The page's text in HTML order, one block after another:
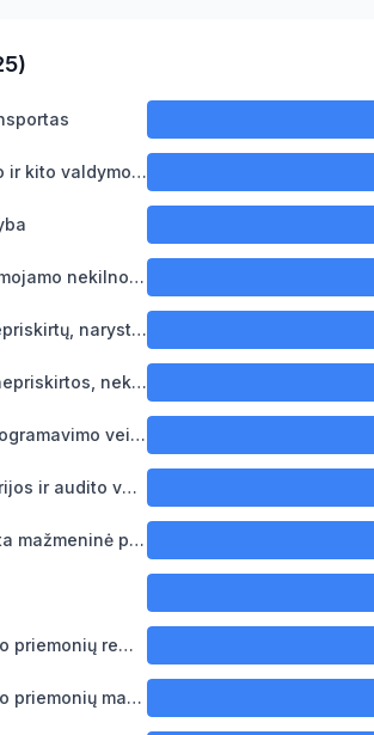
)
6,878
Konsultacinė verslo ir kito valdymo veikla
6,582
6,023
Nuosavo arba nuomojamo nekilnojamojo turto nuoma ir eksploatavimas
5,951
Kitų, niekur kitur nepriskirtų, narystės organizacijų veikla
5,947
Kitos, niekur kitur nepriskirtos, nekilnojamojo turto operacijos už atlygį arba pagal sutartį
5,687
Kita kompiuterių programavimo veikla
4,074
Apskaitos, buhalterijos ir audito veikla; konsultacijos mokesčių klausimais
3,831
Kita nespecializuota mažmeninė prekyba
3,736
3,373
Variklinių transporto priemonių remontas ir techninė priežiūra
3,265
Variklinių transporto priemonių mažmeninė prekyba
2,771